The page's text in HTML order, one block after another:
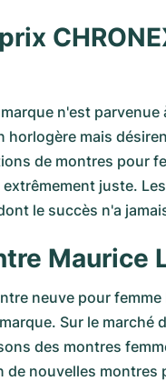
n'est
horlogère mais
de montres pour
juste.
le succès n'a
Maurice
neuve pour
Sur le
des montres
nouvelles